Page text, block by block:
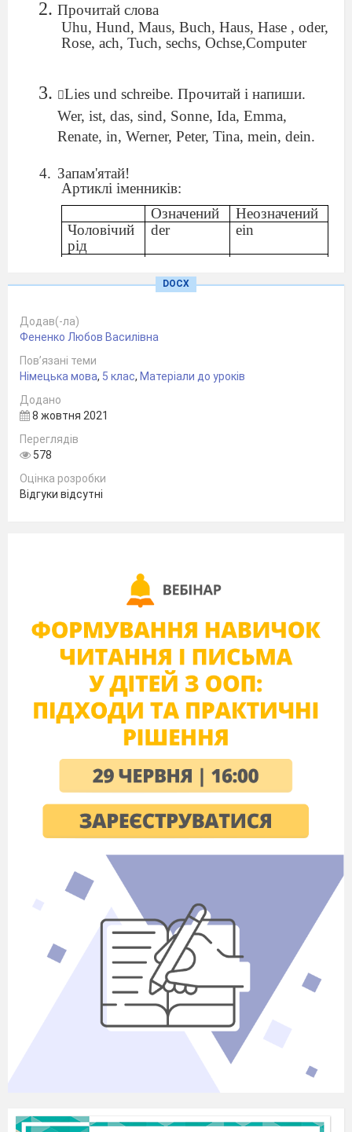
Прочитай слова
Uhu, Hund, Maus, Buch, Haus, Hase , oder,
Rose, ach, Tuch, sechs, Ochse,Computer
Lies und schreibe. Прочитай і напиши.
Wer, ist, das, sind, Sonne, Ida, Emma,
Renate, in, Werner, Peter, Tina, mein, dein.
Запам'ятай!
Артиклі іменників:
Означений
Неозначений
Чоловічий
рід
der
ein
die
Множина
Das ist eine Maus. Die Maus ist da.
Das ist ein Hund. Der Hund heißt Bello.
Запиши у словник і вивчи нові слова і
вирази
Das sind- це є (множина)
Wer? – хто?
das Buch- книжка
der Hund- собака
die Sonne – сонце
das Kind- дитина
Прочитай і вивчи пісеньку. Проспівай.
Прочитай діалоги впр.3, с.14
Заміни картинки словами, прочитай і
DOCX
Додав(-ла)
Фененко Любов Василівна
Пов’язані теми
Німецька мова, 5 клас, Матеріали до уроків
Додано
8 жовтня 2021
Переглядів
578
Оцінка розробки
Відгуки відсутні